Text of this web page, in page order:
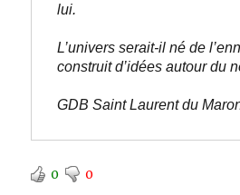
lui.
L’univers serait-il né de
construit d’idées autour du
GDB Saint Laurent du
0 0